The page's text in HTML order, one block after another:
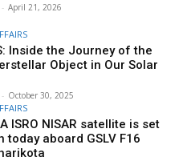
- April 21, 2026
Inside the Journey of the
Object in Our Solar
- October 30, 2025
ISRO NISAR satellite is set
today aboard GSLV F16